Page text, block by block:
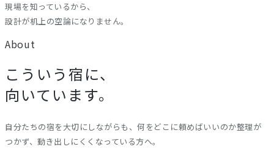
現場を知っているから、
設計が机上の空論になりません。
About
こういう宿に、
向いています。
自分たちの宿を大切にしながらも、何をどこに頼めばいいのか整理が
つかず、動き出しにくくなっている方へ。